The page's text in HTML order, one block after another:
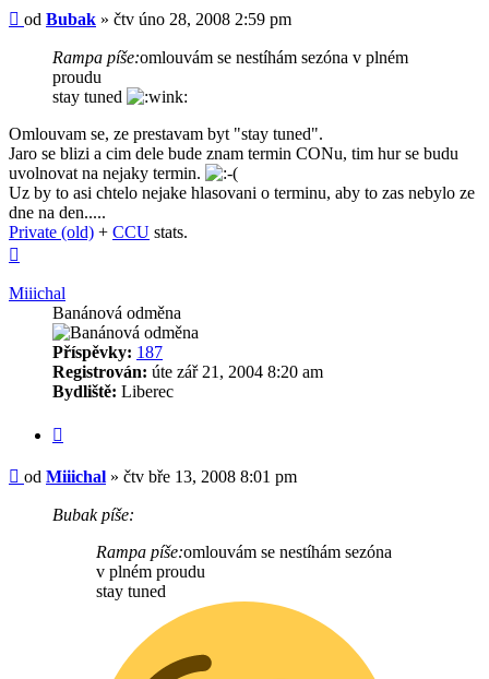
Příspěvek
od Bubak » čtv úno 28, 2008 2:59 pm
Rampa píše:omlouvám se nestíhám sezóna v plném
proudu
stay tuned
Omlouvam se, ze prestavam byt "stay tuned".
Jaro se blizi a cim dele bude znam termin CONu, tim hur se budu
uvolnovat na nejaky termin.
Uz by to asi chtelo nejake hlasovani o terminu, aby to zas nebylo ze
dne na den.....
Private (old) + CCU stats.
Miiichal
Banánová odměna
Příspěvky: 187
Registrován: úte zář 21, 2004 8:20 am
Bydliště: Liberec
Příspěvek
od Miiichal » čtv bře 13, 2008 8:01 pm
Bubak píše:
Rampa píše:omlouvám se nestíhám sezóna
v plném proudu
stay tuned